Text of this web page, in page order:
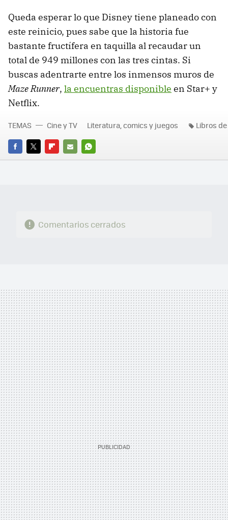
Queda esperar lo que Disney tiene planeado con
este reinicio, pues sabe que la historia fue
bastante fructífera en taquilla al recaudar un
total de 949 millones con las tres cintas. Si
buscas adentrarte entre los inmensos muros de
Maze Runner, la encuentras disponible en Star+ y
Netflix.
FACEBOOK
TWITTERFLIPBOARD
E-
WHATSAPP
TEMAS Cine y TV Literatura, comics y juegos Libros
Comentarios cerrados